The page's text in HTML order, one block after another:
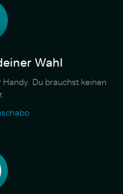
Wahl
Du brauchst keinen